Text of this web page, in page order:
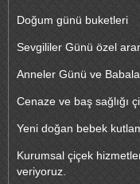
Doğum günü buketleri
Sevgililer Günü özel
Anneler Günü ve
Cenaze ve baş sağlığı
Yeni doğan bebek
Kurumsal çiçek
veriyoruz.